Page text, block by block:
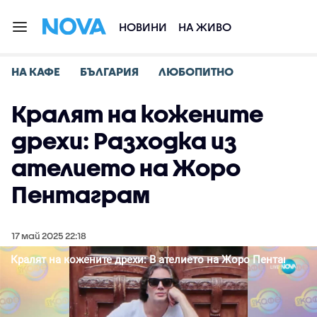
НОВИНИ НА ЖИВО
НА КАФЕ БЪЛГАРИЯ ЛЮБОПИТНО
Кралят на кожените
дрехи: Разходка из
ателието на Жоро
Пентаграм
17 май 2025 22:18